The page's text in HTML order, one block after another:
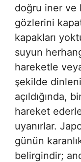
doğru iner ve
gözlerini
kapakları
suyun
hareketle
şekilde
açıldığında,
hareket
uyanırlar.
günün
belirgindir;